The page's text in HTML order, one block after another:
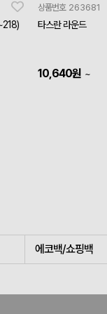
상품번호 263681
타스란 라운드
10,640원 ~
에코백/쇼핑백